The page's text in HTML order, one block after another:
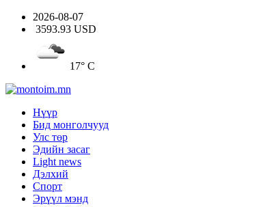
2026-08-07
3593.93 USD
17° C
Нүүр
Бид монголчууд
Улс төр
Эдийн засаг
Light news
Дэлхий
Спорт
Эрүүл мэнд